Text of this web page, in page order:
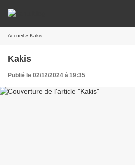
Accueil » Kakis
Kakis
Publié le 02/12/2024 à 19:35